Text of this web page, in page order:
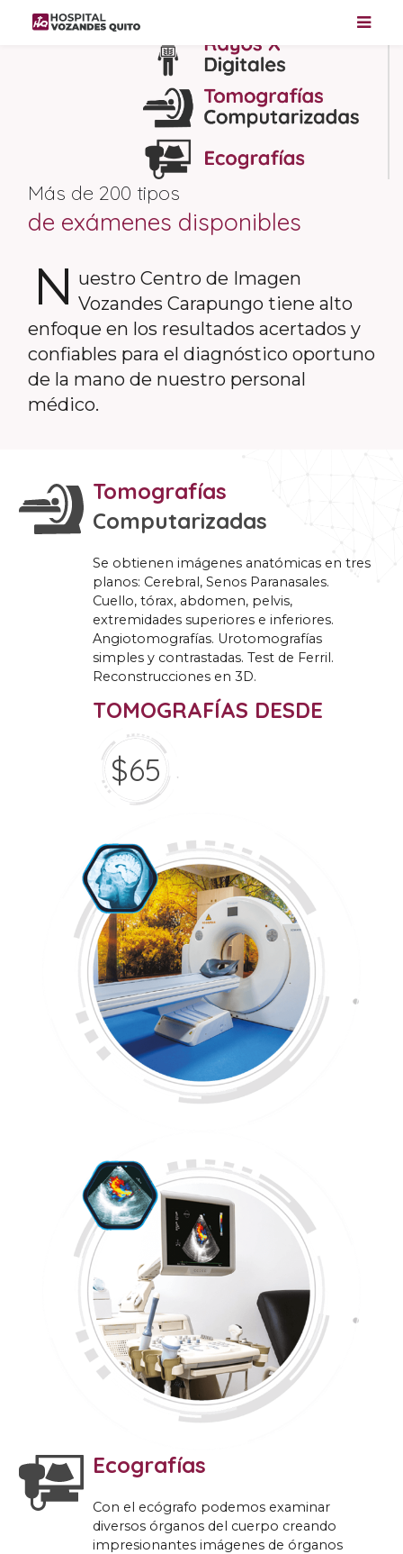
Más de 200 tipos
de exámenes disponibles
N uestro Centro de Imagen
Vozandes Carapungo tiene alto
enfoque en los resultados acertados y
confiables para el diagnóstico oportuno
de la mano de nuestro personal
médico.
Tomografías
Computarizadas
Se obtienen imágenes anatómicas en tres
planos: Cerebral, Senos Paranasales.
Cuello, tórax, abdomen, pelvis,
extremidades superiores e inferiores.
Angiotomografías. Urotomografías
simples y contrastadas. Test de Ferril.
Reconstrucciones en 3D.
TOMOGRAFÍAS DESDE
$65
Ecografías
Con el ecógrafo podemos examinar
diversos órganos del cuerpo creando
impresionantes imágenes de órganos